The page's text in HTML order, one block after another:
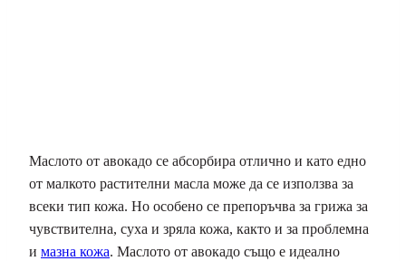
Маслото от авокадо се абсорбира отлично и като едно
от малкото растителни масла може да се използва за
всеки тип кожа. Но особено се препоръчва за грижа за
чувствителна, суха и зряла кожа, както и за проблемна
и мазна кожа. Маслото от авокадо също е идеално